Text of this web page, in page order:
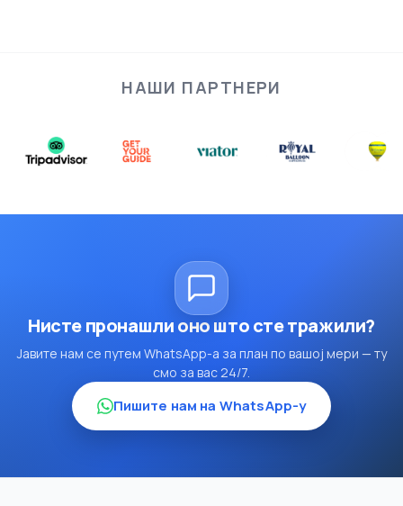
НАШИ ПАРТНЕРИ
Нисте пронашли оно што сте тражили?
Јавите нам се путем WhatsApp-а за план по вашој мери — ту
смо за вас 24/7.
Пишите нам на WhatsApp-у